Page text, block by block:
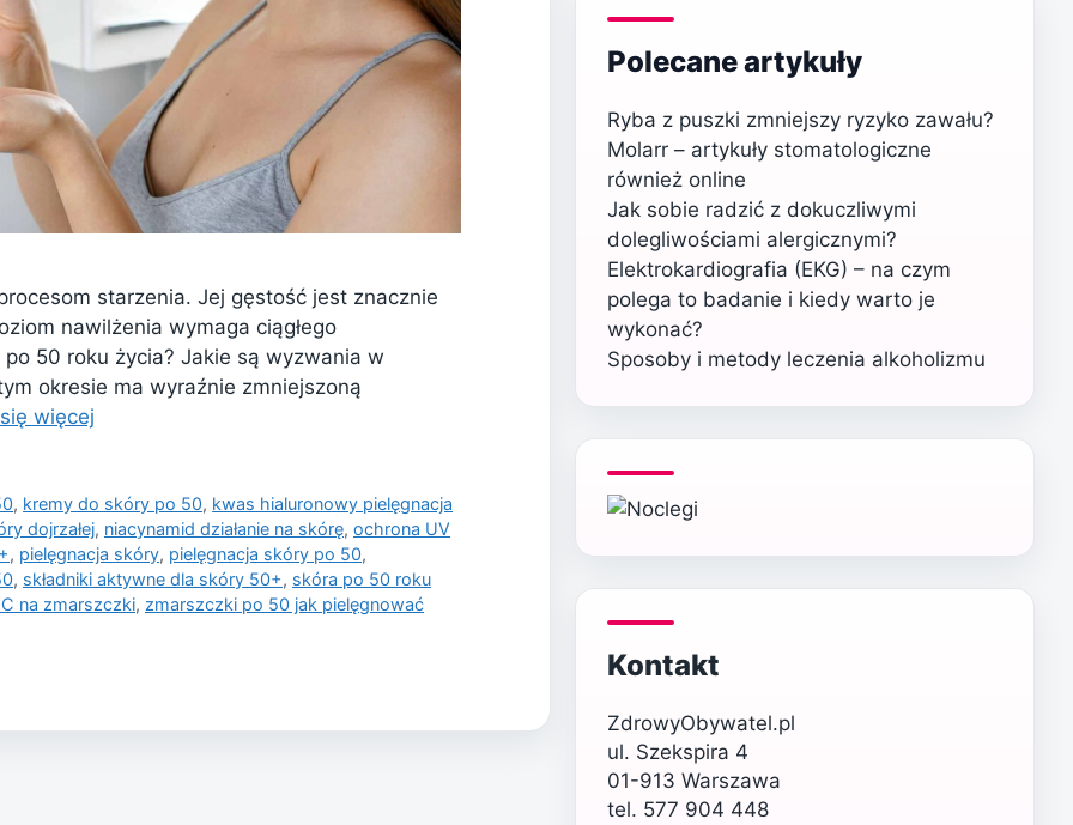
starzenia. Jej gęstość jest znacznie
nawilżenia wymaga ciągłego
50 roku życia? Jakie są wyzwania w
okresie ma wyraźnie zmniejszoną
więcej
, kremy do skóry po 50, kwas hialuronowy pielęgnacja
dojrzałej, niacynamid działanie na skórę, ochrona UV
, pielęgnacja skóry, pielęgnacja skóry po 50,
, składniki aktywne dla skóry 50+, skóra po 50 roku
na zmarszczki, zmarszczki po 50 jak pielęgnować
Polecane artykuły
Ryba z puszki zmniejszy ryzyko zawału?
Molarr – artykuły stomatologiczne
również online
Jak sobie radzić z dokuczliwymi
dolegliwościami alergicznymi?
Elektrokardiografia (EKG) – na czym
polega to badanie i kiedy warto je
wykonać?
Sposoby i metody leczenia alkoholizmu
Kontakt
ZdrowyObywatel.pl
ul. Szekspira 4
01-913 Warszawa
tel. 577 904 448